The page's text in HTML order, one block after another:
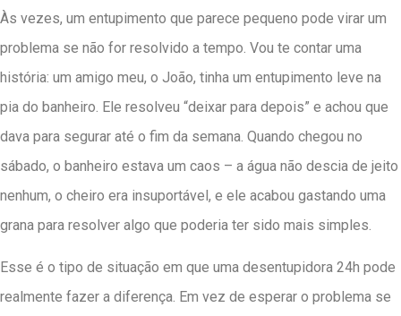
Às vezes, um entupimento que parece pequeno pode virar um
problema se não for resolvido a tempo. Vou te contar uma
história: um amigo meu, o João, tinha um entupimento leve na
pia do banheiro. Ele resolveu “deixar para depois” e achou que
dava para segurar até o fim da semana. Quando chegou no
sábado, o banheiro estava um caos – a água não descia de jeito
nenhum, o cheiro era insuportável, e ele acabou gastando uma
grana para resolver algo que poderia ter sido mais simples.
Esse é o tipo de situação em que uma desentupidora 24h pode
realmente fazer a diferença. Em vez de esperar o problema se